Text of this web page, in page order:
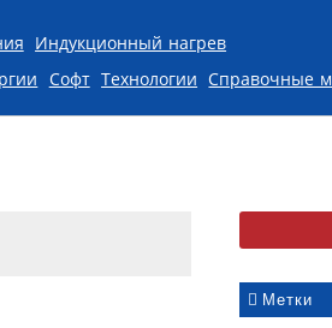
Индукционный нагрев
Софт Технологии Справочные
Метки